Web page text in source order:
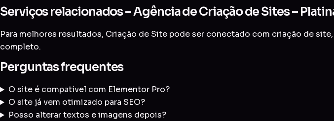
Serviços relacionados – Agência de Criação de Sites –
Para melhores resultados, Criação de Site pode ser conectado com criação de site,
completo.
Perguntas frequentes
O site é compatível com Elementor Pro?
O site já vem otimizado para SEO?
Posso alterar textos e imagens depois?